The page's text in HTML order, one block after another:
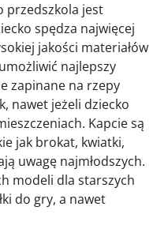
przedszkola jest
spędza najwięcej
jakości materiałów
najlepszy
zapinane na rzepy
nawet jeżeli dziecko
Kapcie są
jak brokat, kwiatki,
uwagę najmłodszych.
modeli dla starszych
do gry, a nawet